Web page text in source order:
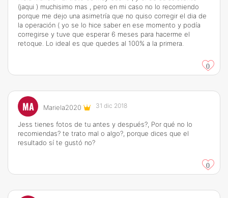
(jaqui ) muchisimo mas , pero en mi caso no lo recomiendo
porque me dejo una asimetría que no quiso corregir el dia de
la operación ( yo se lo hice saber en ese momento y podía
corregirse y tuve que esperar 6 meses para hacerme el
retoque. Lo ideal es que quedes al 100% a la primera.
0
MA Mariela2020 31 dic 2018
Jess tienes fotos de tu antes y después?, Por qué no lo
recomiendas? te trato mal o algo?, porque dices que el
resultado sí te gustó no?
0